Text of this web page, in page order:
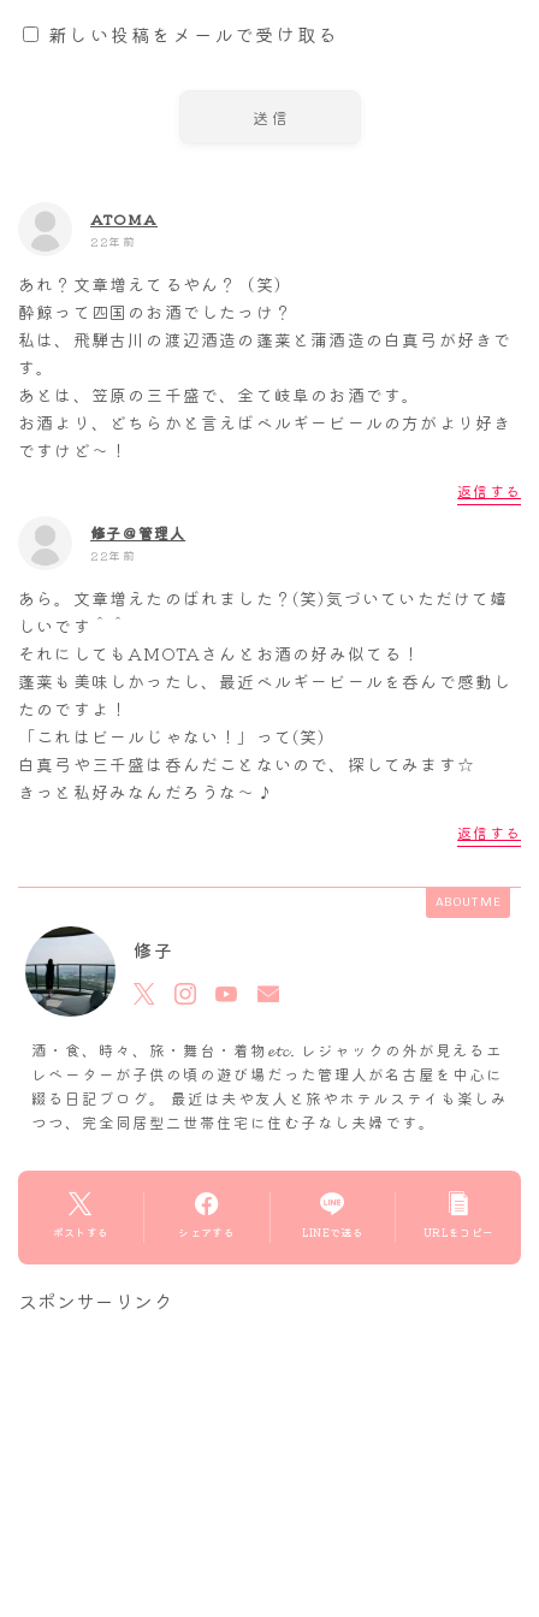
新しい投稿をメールで受け取る
ATOMA
22年前
あれ？文章増えてるやん？（笑）
酔鯨って四国のお酒でしたっけ？
私は、飛騨古川の渡辺酒造の蓬莱と蒲酒造の白真弓が好きで
す。
あとは、笠原の三千盛で、全て岐阜のお酒です。
お酒より、どちらかと言えばベルギービールの方がより好き
ですけど～！
返信する
修子＠管理人
22年前
あら。文章増えたのばれました？(笑)気づいていただけて嬉
しいです＾＾
それにしてもAMOTAさんとお酒の好み似てる！
蓬莱も美味しかったし、最近ベルギービールを呑んで感動し
たのですよ！
「これはビールじゃない！」って(笑)
白真弓や三千盛は呑んだことないので、探してみます☆
きっと私好みなんだろうな～♪
返信する
ABOUT ME
修子
酒・食、時々、旅・舞台・着物𝓮𝓽𝓬. レジャックの外が見えるエ
レベーターが子供の頃の遊び場だった管理人が名古屋を中心に
綴る日記ブログ。 最近は夫や友人と旅やホテルステイも楽しみ
つつ、完全同居型二世帯住宅に住む子なし夫婦です。
ポストする シェアする LINEで送る URLをコピー
スポンサーリンク